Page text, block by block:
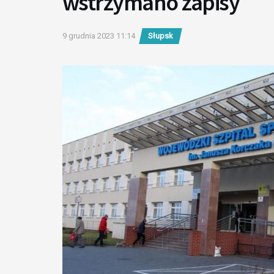
9 grudnia 2023 11:14 Słupsk